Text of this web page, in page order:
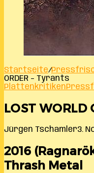
Startseite/
ORDER – Tyrants
Plattenkritiken
LOST WORLD
Jürgen Tschamler3.
2016
Thrash Metal